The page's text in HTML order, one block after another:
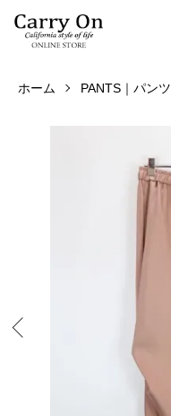
ホーム PANTS｜パンツ